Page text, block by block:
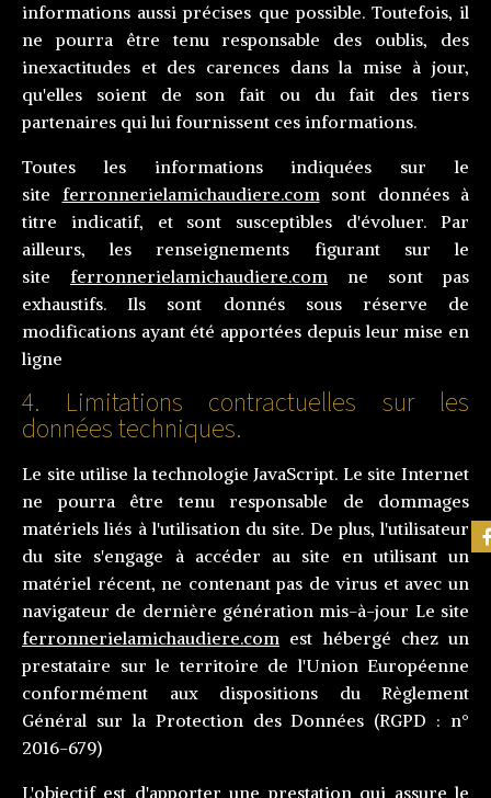
informations aussi précises que possible. Toutefois, il
ne pourra être tenu responsable des oublis, des
inexactitudes et des carences dans la mise à jour,
qu'elles soient de son fait ou du fait des tiers
partenaires qui lui fournissent ces informations.
Toutes les informations indiquées sur le
site ferronnerielamichaudiere.comsont données à
titre indicatif, et sont susceptibles d'évoluer. Par
ailleurs, les renseignements figurant sur le
site ferronnerielamichaudiere.com ne sont pas
exhaustifs. Ils sont donnés sous réserve de
modifications ayant été apportées depuis leur mise en
ligne
4. Limitations contractuelles sur les
données techniques.
Le site utilise la technologie JavaScript. Le site Internet
ne pourra être tenu responsable de dommages
matériels liés à l'utilisation du site. De plus, l'utilisateur
du site s'engage à accéder au site en utilisant un
matériel récent, ne contenant pas de virus et avec un
navigateur de dernière génération mis-à-jour Le site
ferronnerielamichaudiere.com est hébergé chez un
prestataire sur le territoire de l'Union Européenne
conformément aux dispositions du Règlement
Général sur la Protection des Données (RGPD : n°
2016-679)
L'objectif est d'apporter une prestation qui assure le